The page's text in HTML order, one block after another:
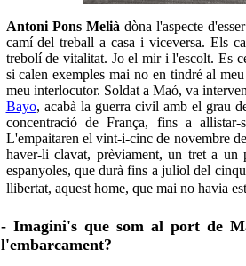
Antoni Pons Melià dòna l'aspecte
camí del treball a casa i viceversa. Els
trebolí de vitalitat. Jo el mir i l'escolt. Es
si calen exemples mai no en tindré al
meu interlocutor. Soldat a Maó, va
Bayo, acabà la guerra civil amb el grau
concentració de França, fins a
L'empaitaren el vint-i-cinc de novembre
haver-li clavat, prèviament, un tret a un
espanyoles, que durà fins a juliol del
llibertat, aquest home, que mai no havia
- Imagini's que som al port de
l'embarcament?